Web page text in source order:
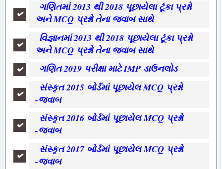
ગણિતમાં 2013 થી 2018 પૂછાયેલા ટૂંકા પ્રશ્નો
અને MCQ પ્રશ્નો તેના જવાબ સાથે
વિજ્ઞાનમાં 2013 થી 2018 પૂછાયેલા ટૂંકા પ્રશ્નો
અને MCQ પ્રશ્નો તેના જવાબ સાથે
ગણિત 2019 પરીક્ષા માટે IMP ડાઉનલોડ
સંસ્કૃત 2015 બોર્ડમાં પૂછાયેલ MCQ પ્રશ્નો
-જવાબ
સંસ્કૃત 2016 બોર્ડમાં પૂછાયેલ MCQ પ્રશ્નો
-જવાબ
સંસ્કૃત 2017 બોર્ડમાં પૂછાયેલ MCQ પ્રશ્નો
-જવાબ